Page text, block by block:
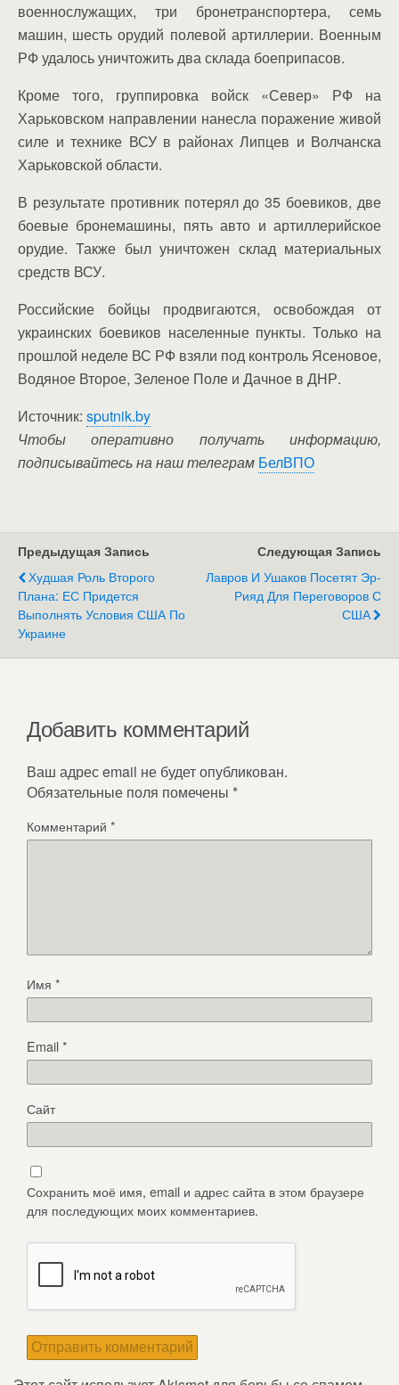
военнослужащих, три бронетранспортера, семь
машин, шесть орудий полевой артиллерии. Военным
РФ удалось уничтожить два склада боеприпасов.
Кроме того, группировка войск «Север» РФ на
Харьковском направлении нанесла поражение живой
силе и технике ВСУ в районах Липцев и Волчанска
Харьковской области.
В результате противник потерял до 35 боевиков, две
боевые бронемашины, пять авто и артиллерийское
орудие. Также был уничтожен склад материальных
средств ВСУ.
Российские бойцы продвигаются, освобождая от
украинских боевиков населенные пункты. Только на
прошлой неделе ВС РФ взяли под контроль Ясеновое,
Водяное Второе, Зеленое Поле и Дачное в ДНР.
Источник: sputnik.by
Чтобы оперативно получать информацию,
подписывайтесь на наш телеграм БелВПО
Предыдущая Запись
Худшая Роль Второго
Плана: ЕС Придется
Выполнять Условия США По
Украине
Следующая Запись
Лавров И Ушаков Посетят Эр-
Рияд Для Переговоров С
США
Добавить комментарий
Ваш адрес email не будет опубликован.
Обязательные поля помечены *
Комментарий *
Имя *
Email*
Сайт
Сохранить моё имя, email и адрес сайта в этом браузере
для последующих моих комментариев.